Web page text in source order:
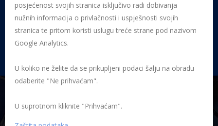
051 212 442 Centrala
Pon - Pet 08:00 - 16:00
Rujevica 9/1, 51000 Rijeka
Početna Posljednje objavljene novosti
posjećenost svojih stranica isključivo radi dobivanja
nužnih informacija o privlačnosti i uspješnosti svojih
stranica te pritom koristi uslugu treće strane pod nazivom
Google Analytics.
U koliko ne želite da se prikupljeni podaci šalju na obradu
odaberite "Ne prihvaćam".
U suprotnom kliknite "Prihvaćam".